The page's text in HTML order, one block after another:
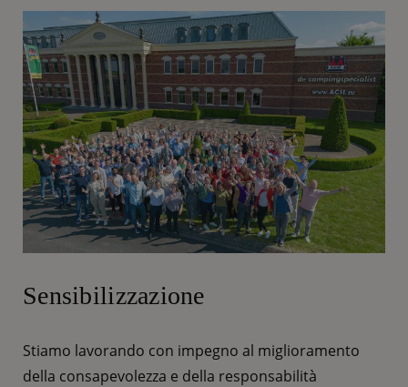
Sensibilizzazione
Stiamo lavorando con impegno al miglioramento
della consapevolezza e della responsabilità